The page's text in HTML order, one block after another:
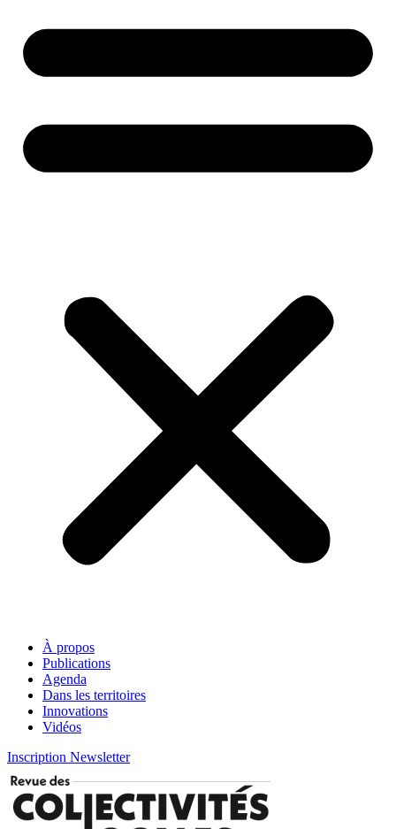
À propos
Publications
Agenda
Dans les territoires
Innovations
Vidéos
Inscription Newsletter